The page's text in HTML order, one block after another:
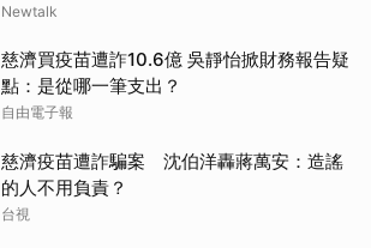
Newtalk
慈濟買疫苗遭詐10.6億 吳靜怡掀財務報告疑
點：是從哪一筆支出？
自由電子報
慈濟疫苗遭詐騙案 沈伯洋轟蔣萬安：造謠
的人不用負責？
台視